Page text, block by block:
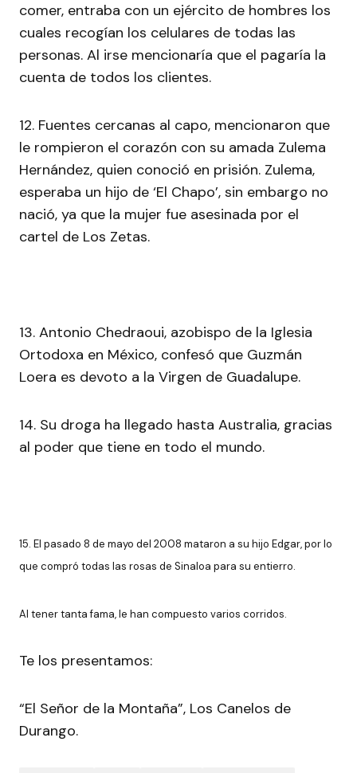
comer, entraba con un ejército de hombres los
cuales recogían los celulares de todas las
personas. Al irse mencionaría que el pagaría la
cuenta de todos los clientes.
12. Fuentes cercanas al capo, mencionaron que
le rompieron el corazón con su amada Zulema
Hernández, quien conoció en prisión. Zulema,
esperaba un hijo de ‘El Chapo’, sin embargo no
nació, ya que la mujer fue asesinada por el
cartel de Los Zetas.
13. Antonio Chedraoui, azobispo de la Iglesia
Ortodoxa en México, confesó que Guzmán
Loera es devoto a la Virgen de Guadalupe.
14. Su droga ha llegado hasta Australia, gracias
al poder que tiene en todo el mundo.
15. El pasado 8 de mayo del 2008 mataron a su hijo Edgar, por lo
que compró todas las rosas de Sinaloa para su entierro.
Al tener tanta fama, le han compuesto varios corridos.
Te los presentamos:
“El Señor de la Montaña”, Los Canelos de
Durango.